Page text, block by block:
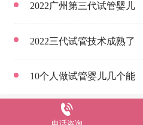
2022广州第三代试管婴儿
2022三代试管技术成熟了
10个人做试管婴儿几个能